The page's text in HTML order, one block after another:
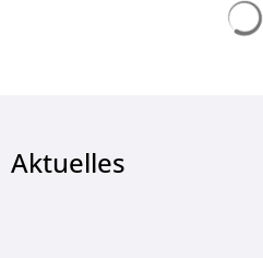
Aktuelles